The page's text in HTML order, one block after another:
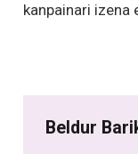
kanpainari izena
Beldur